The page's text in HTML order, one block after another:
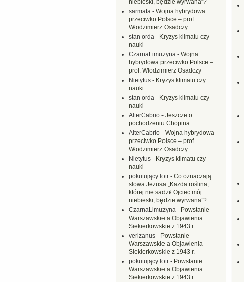
niebieski, będzie wyrwana”?
sarmata - Wojna hybrydowa
przeciwko Polsce – prof.
Włodzimierz Osadczy
stan orda - Kryzys klimatu czy
nauki
CzarnaLimuzyna - Wojna
hybrydowa przeciwko Polsce –
prof. Włodzimierz Osadczy
Nietytus - Kryzys klimatu czy
nauki
stan orda - Kryzys klimatu czy
nauki
AlterCabrio - Jeszcze o
pochodzeniu Chopina
AlterCabrio - Wojna hybrydowa
przeciwko Polsce – prof.
Włodzimierz Osadczy
Nietytus - Kryzys klimatu czy
nauki
pokutujący łotr - Co oznaczają
słowa Jezusa „Każda roślina,
której nie sadził Ojciec mój
niebieski, będzie wyrwana”?
CzarnaLimuzyna - Powstanie
Warszawskie a Objawienia
Siekierkowskie z 1943 r.
verizanus - Powstanie
Warszawskie a Objawienia
Siekierkowskie z 1943 r.
pokutujący łotr - Powstanie
Warszawskie a Objawienia
Siekierkowskie z 1943 r.